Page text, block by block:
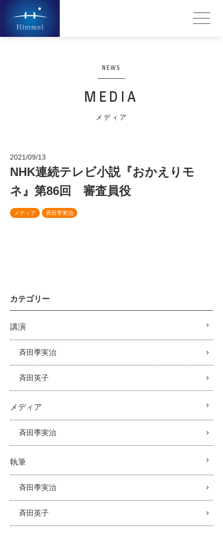
NEWS
MEDIA
メディア
2021/09/13
NHK連続テレビ小説『おかえりモ
ネ』第86回 審査員役
メディア 斉田季実治
カテゴリー
講演
斉田季実治
斉田英子
メディア
斉田季実治
執筆
斉田季実治
斉田英子